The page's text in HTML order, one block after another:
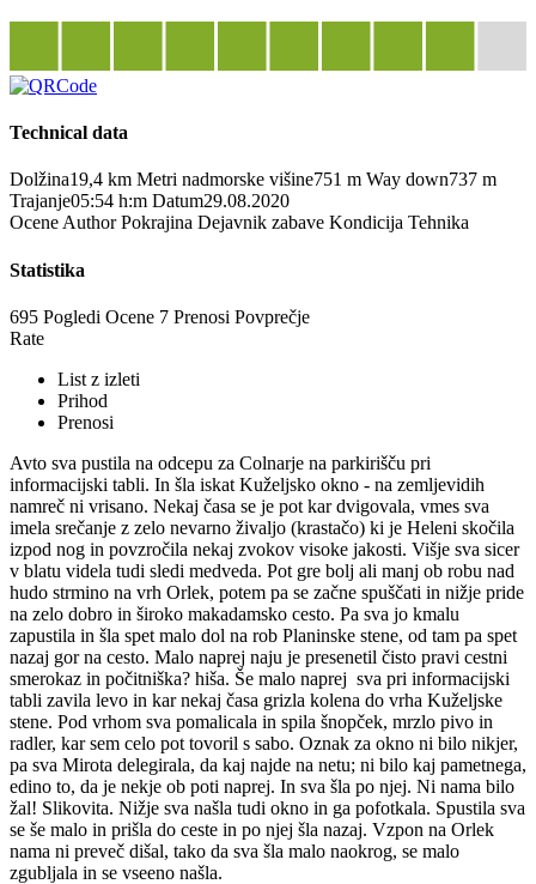
Technical data
Dolžina19,4 km Metri nadmorske višine751 m Way down737 m
Trajanje05:54 h:m Datum29.08.2020
Ocene Author Pokrajina Dejavnik zabave Kondicija Tehnika
Statistika
695 Pogledi Ocene 7 Prenosi Povprečje
Rate
List z izleti
Prihod
Prenosi
Avto sva pustila na odcepu za Colnarje na parkirišču pri
informacijski tabli. In šla iskat Kuželjsko okno - na zemljevidih
namreč ni vrisano. Nekaj časa se je pot kar dvigovala, vmes sva
imela srečanje z zelo nevarno živaljo (krastačo) ki je Heleni skočila
izpod nog in povzročila nekaj zvokov visoke jakosti. Višje sva sicer
v blatu videla tudi sledi medveda. Pot gre bolj ali manj ob robu nad
hudo strmino na vrh Orlek, potem pa se začne spuščati in nižje pride
na zelo dobro in široko makadamsko cesto. Pa sva jo kmalu
zapustila in šla spet malo dol na rob Planinske stene, od tam pa spet
nazaj gor na cesto. Malo naprej naju je presenetil čisto pravi cestni
smerokaz in počitniška? hiša. Še malo naprej sva pri informacijski
tabli zavila levo in kar nekaj časa grizla kolena do vrha Kuželjske
stene. Pod vrhom sva pomalicala in spila šnopček, mrzlo pivo in
radler, kar sem celo pot tovoril s sabo. Oznak za okno ni bilo nikjer,
pa sva Mirota delegirala, da kaj najde na netu; ni bilo kaj pametnega,
edino to, da je nekje ob poti naprej. In sva šla po njej. Ni nama bilo
žal! Slikovita. Nižje sva našla tudi okno in ga pofotkala. Spustila sva
se še malo in prišla do ceste in po njej šla nazaj. Vzpon na Orlek
nama ni preveč dišal, tako da sva šla malo naokrog, se malo
zgubljala in se vseeno našla.